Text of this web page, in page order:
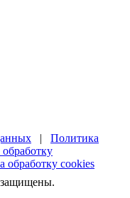
| Политика
обработку cookies
защищены.